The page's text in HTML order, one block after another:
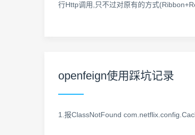
行Http调用,只不过对原有的方式
openfeign使用踩坑记录
1.报ClassNotFound